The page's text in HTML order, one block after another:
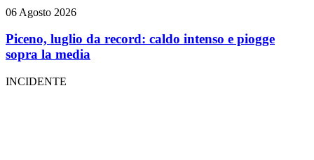
06 Agosto 2026
Piceno, luglio da record: caldo intenso e piogge
sopra la media
INCIDENTE